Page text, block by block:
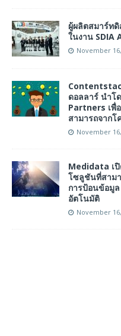
ผู้ผลิตสมาร์ท
ในงาน SDIA
November
ดอลลาร์ นำโ
Partners เพื่
สามารถจากโ
November
Medidata เ
โซลูชันที่สาม
การป้อนข้อมูล
อัตโนมัติ
November